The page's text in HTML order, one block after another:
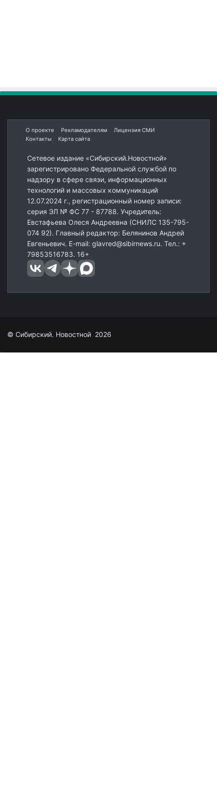
О проекте Рекламодателям
Лицензия СМИ
Контакты
Карта сайта
Сетевое издание «Сибирский.Новостной»
зарегистрировано Федеральной службой по
надзору в сфере связи, информационных
технологий и массовых коммуникаций
12.07.2024 г., регистрационный номер записи:
серия ЭЛ № ФС 77 - 87788. Учредитель:
Евстафьева Олеся Андреевна (СНИЛС 135-795-
074 92). Главный редактор: Белянинов Андрей
Евгеньевич. E-mail: glavred@sibirnews.ru. Тел.: +
79853516783. 16+
© Сибирский. Новостной 2026